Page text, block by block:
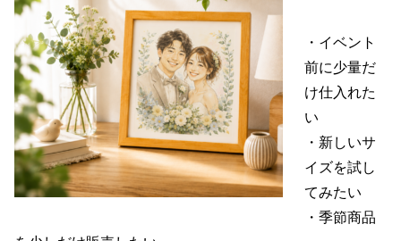
・イベント
前に少量だ
け仕入れた
い
・新しいサ
イズを試し
てみたい
・季節商品